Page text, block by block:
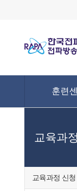
훈련
교육과
교육과정 신청